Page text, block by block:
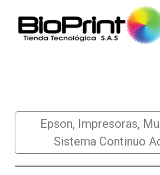
Epson, Impresoras,
Sistema Continuo